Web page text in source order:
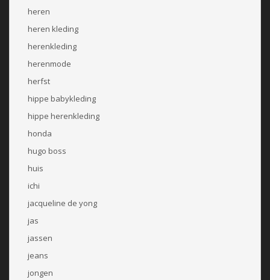
heren
heren kleding
herenkleding
herenmode
herfst
hippe babykleding
hippe herenkleding
honda
hugo boss
huis
ichi
jacqueline de yong
jas
jassen
jeans
jongen